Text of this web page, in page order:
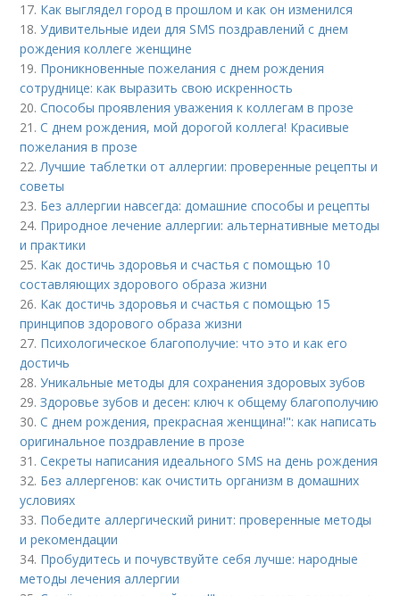
17. Как выглядел город в прошлом и как он изменился
18.Удивительные идеи для SMS поздравлений с днем
рождения коллеге женщине
19. Проникновенные пожелания с днем рождения
сотруднице: как выразить свою искренность
20.Способы проявления уважения к коллегам в прозе
21.С днем рождения, мой дорогой коллега! Красивые
пожелания в прозе
22.Лучшие таблетки от аллергии: проверенные рецепты и
советы
23. Без аллергии навсегда: домашние способы и рецепты
24. Природное лечение аллергии: альтернативные методы
и практики
25. Как достичь здоровья и счастья с помощью 10
составляющих здорового образа жизни
26. Как достичь здоровья и счастья с помощью 15
принципов здорового образа жизни
27. Психологическое благополучие: что это и как его
достичь
28.Уникальные методы для сохранения здоровых зубов
29.Здоровье зубов и десен: ключ к общему благополучию
30.С днем рождения, прекрасная женщина!": как написать
оригинальное поздравление в прозе
31.Секреты написания идеального SMS на день рождения
32. Без аллергенов: как очистить организм в домашних
условиях
33. Победите аллергический ринит: проверенные методы
и рекомендации
34. Пробудитесь и почувствуйте себя лучше: народные
методы лечения аллергии